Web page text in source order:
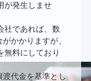
が発生しませ
社であれば、数
かかりますが、
無料にしており
渡代金を基準とし